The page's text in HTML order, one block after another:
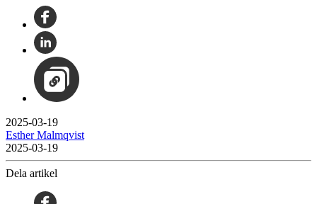
2025-03-19
Esther Malmqvist
2025-03-19
Dela artikel